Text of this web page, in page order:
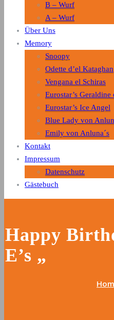
B – Wurf
A – Wurf
Über Uns
Memory
Snoopy
Odette d’el Kataghan
Vengana el Schiras
Eurostar’s
Eurostar’s Ice Angel
Blue Lady von
Emily von Anluna´s
Kontakt
Impressum
Datenschutz
Gästebuch
Happy
E’s „